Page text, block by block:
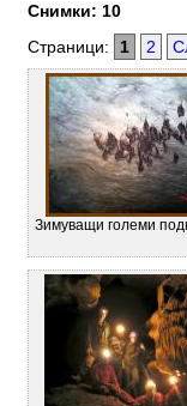
Снимки: 10
Страници:
1 2
Зимуващи големи